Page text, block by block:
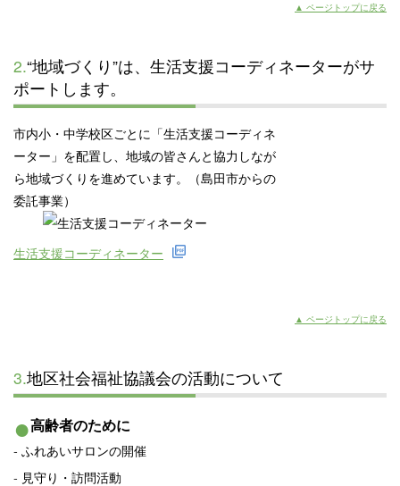
▲ ページトップに戻る
2.“地域づくり”は、生活支援コーディネーターがサ
ポートします。
生活支援コーディネーター
市内小・中学校区ごとに「生活支援コーディネ
ーター」を配置し、地域の皆さんと協力しなが
ら地域づくりを進めています。（島田市からの
委託事業）
▲ ページトップに戻る
3.地区社会福祉協議会の活動について
高齢者のために
ふれあいサロンの開催
見守り・訪問活動